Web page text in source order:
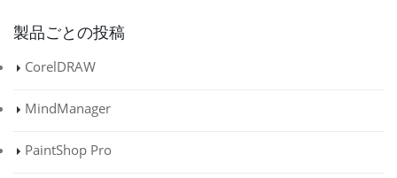
製品ごとの投稿
CorelDRAW
MindManager
PaintShop Pro